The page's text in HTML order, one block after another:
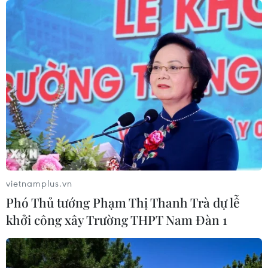
06/08/2026 06:47
Anh công bố kết quả điều tra ban
đầu vụ đâm dao ở trung tâm London
06/08/2026 06:00
Hàn Quốc tăng cường giải pháp
ngăn chặn đánh bạc trực tuyến trong
quân đội
06/08/2026 04:52
hiện trường, điều tra nguyên nhân
vietnamplus.vn
Phó Thủ tướng Phạm Thị Thanh Trà dự lễ
khởi công xây Trường THPT Nam Đàn 1